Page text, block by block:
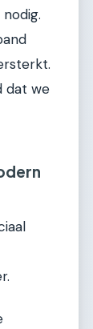
dat we